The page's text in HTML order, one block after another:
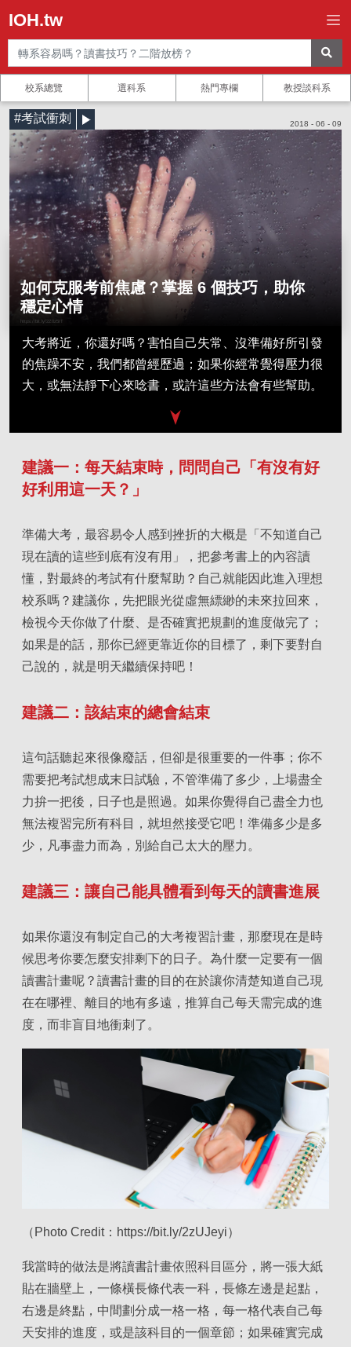
IOH.tw
校系總覽 選科系 熱門專欄 教授談科系
#考試衝刺 2018 - 06 - 09
https://bit.ly/2Z0z5IT
如何克服考前焦慮？掌握 6 個技巧，助你
穩定心情
大考將近，你還好嗎？害怕自己失常、沒準備好所引發
的焦躁不安，我們都曾經歷過；如果你經常覺得壓力很
大，或無法靜下心來唸書，或許這些方法會有些幫助。
建議一：每天結束時，問問自己「有沒有好
好利用這一天？」
準備大考，最容易令人感到挫折的大概是「不知道自己
現在讀的這些到底有沒有用」，把參考書上的內容讀
懂，對最終的考試有什麼幫助？自己就能因此進入理想
校系嗎？建議你，先把眼光從虛無縹緲的未來拉回來，
檢視今天你做了什麼、是否確實把規劃的進度做完了；
如果是的話，那你已經更靠近你的目標了，剩下要對自
己說的，就是明天繼續保持吧！
建議二：該結束的總會結束
這句話聽起來很像廢話，但卻是很重要的一件事；你不
需要把考試想成末日試驗，不管準備了多少，上場盡全
力拚一把後，日子也是照過。如果你覺得自己盡全力也
無法複習完所有科目，就坦然接受它吧！準備多少是多
少，凡事盡力而為，別給自己太大的壓力。
建議三：讓自己能具體看到每天的讀書進展
如果你還沒有制定自己的大考複習計畫，那麼現在是時
候思考你要怎麼安排剩下的日子。為什麼一定要有一個
讀書計畫呢？讀書計畫的目的在於讓你清楚知道自己現
在在哪裡、離目的地有多遠，推算自己每天需完成的進
度，而非盲目地衝刺了。
（Photo Credit：https://bit.ly/2zUJeyi）
我當時的做法是將讀書計畫依照科目區分，將一張大紙
貼在牆壁上，一條橫長條代表一科，長條左邊是起點，
右邊是終點，中間劃分成一格一格，每一格代表自己每
天安排的進度，或是該科目的一個章節；如果確實完成